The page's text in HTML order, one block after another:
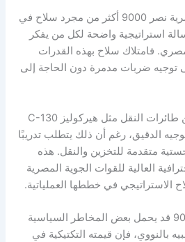
تمثل القنبلة الفراغية المصرية نصر 9000 أكثر من مجرد سلاح في
استراتيجية واضحة لكل من يفكر
فامتلاك سلاح بهذه القدرات
توجيه ضربات مدمرة دون الحاجة إلى
يمكن إطلاق نصر 9000 من طائرات النقل مثل هيركوليز C-130
الدقيق، رغم أن ذلك يتطلب تدريبًا
متقدمة للتخزين والنقل. هذه
العالية للقوات الجوية المصرية
الاستراتيجي في خططها العملياتية.
ورغم أن استخدام نصر 9000 قد يحمل بعض المخاطر السياسية
بالنووي، فإن قيمته التكتيكية في